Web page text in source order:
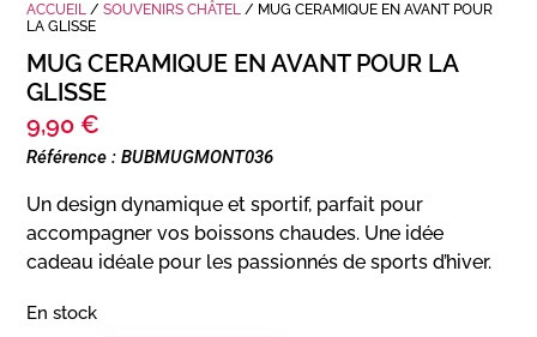
ACCUEIL /SOUVENIRS CHÂTEL / MUG CERAMIQUE EN AVANT POUR
LA GLISSE
MUG CERAMIQUE EN AVANT POUR LA
GLISSE
9,90 €
Référence : BUBMUGMONT036
Un design dynamique et sportif, parfait pour
accompagner vos boissons chaudes. Une idée
cadeau idéale pour les passionnés de sports d’hiver.
En stock